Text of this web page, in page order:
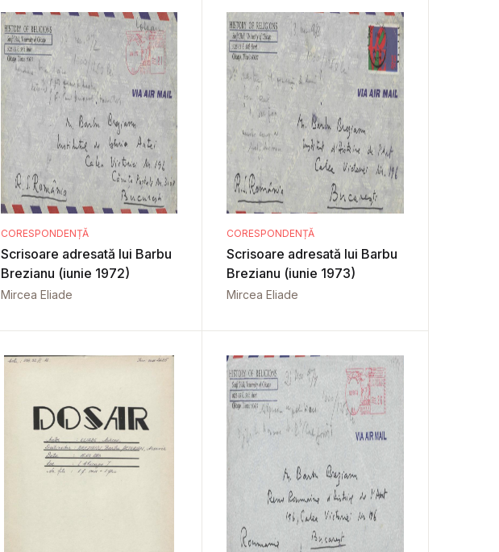
CORESPONDENȚĂ
Scrisoare adresată lui Barbu
Brezianu (iunie 1972)
Mircea Eliade
CORESPONDENȚĂ
Scrisoare adresată lui Barbu
Brezianu (iunie 1973)
Mircea Eliade